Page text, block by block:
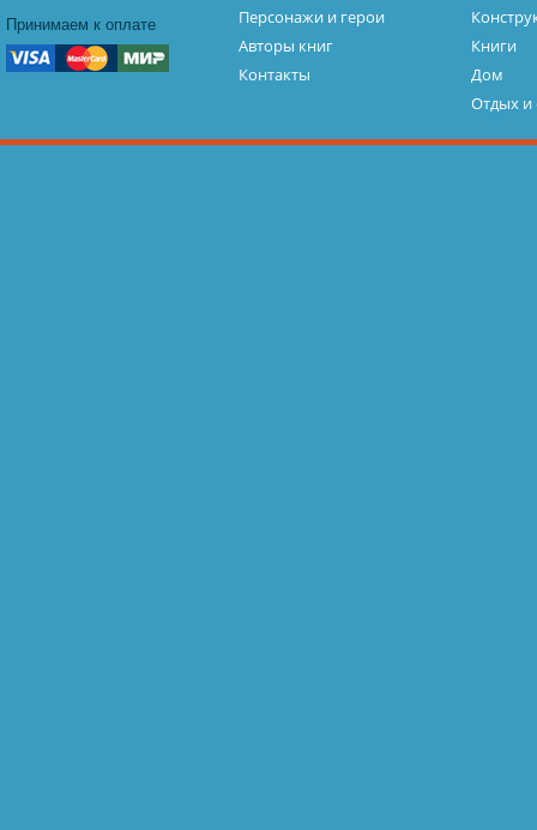
Принимаем к оплате
Персонажи и герои
Авторы книг
Контакты
Книги
Дом
Отдых и